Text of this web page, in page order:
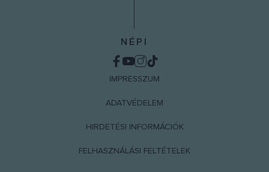
NÉPI
IMPRESSZUM
ADATVÉDELEM
HIRDETÉSI INFORMÁCIÓK
FELHASZNÁLÁSI FELTÉTELEK